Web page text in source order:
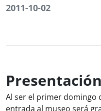
2011-10-02
Presentación
Al ser el primer domingo
entrada al museo será